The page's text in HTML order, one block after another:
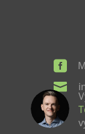

